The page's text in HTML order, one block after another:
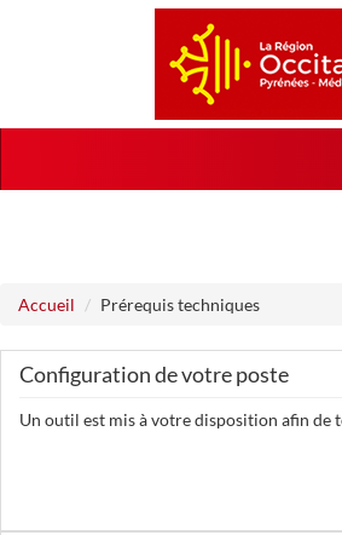
Accueil Prérequis techniques
Configuration de votre poste
Un outil est mis à votre disposition afin de